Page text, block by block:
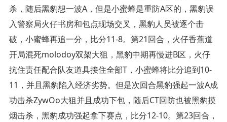
杀，随后黑豹想一波A，但是小蜜蜂是重防A区的，黑豹误
入警察局火仔书房和包点现场交叉，黑豹人员被逐个击
破，小蜜蜂再追一分，比分11-8。第21回合，火仔香蕉道
开局混死molodoy双架大狙，黑豹中期再慢进B区，火仔
抗住责任配合队友道具接住全部T，小蜜蜂将比分追到10-
11，并且黑豹陷入经济劣势。但是次回合黑豹强起一波A成
功击杀ZywOo大狙并且成功下包，随后CT回防也被黑豹摸
烟击杀，黑豹成功强起拿下赛点，比分12-10。第23回合，